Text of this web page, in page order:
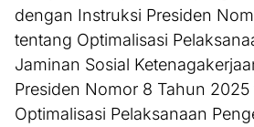
dengan Instruksi Presiden
tentang Optimalisasi
Jaminan Sosial
Presiden Nomor 8 Tahun 2025
Optimalisasi Pelaksanaan